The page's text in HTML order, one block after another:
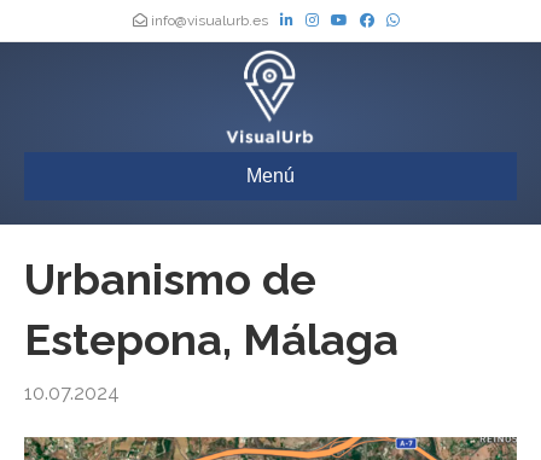
info@visualurb.es
Menú
Urbanismo de
Estepona, Málaga
10.07.2024